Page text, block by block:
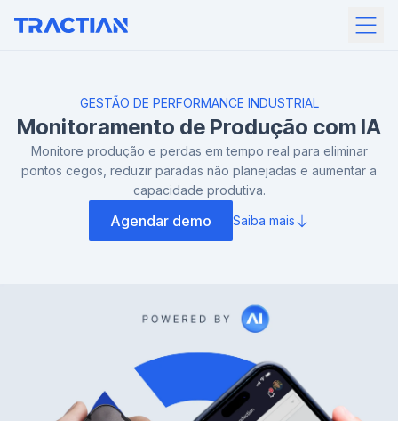
GESTÃO DE PERFORMANCE INDUSTRIAL
Monitoramento de Produção com IA
Monitore produção e perdas em tempo real para eliminar
pontos cegos, reduzir paradas não planejadas e aumentar a
capacidade produtiva.
Agendar demo Saiba mais